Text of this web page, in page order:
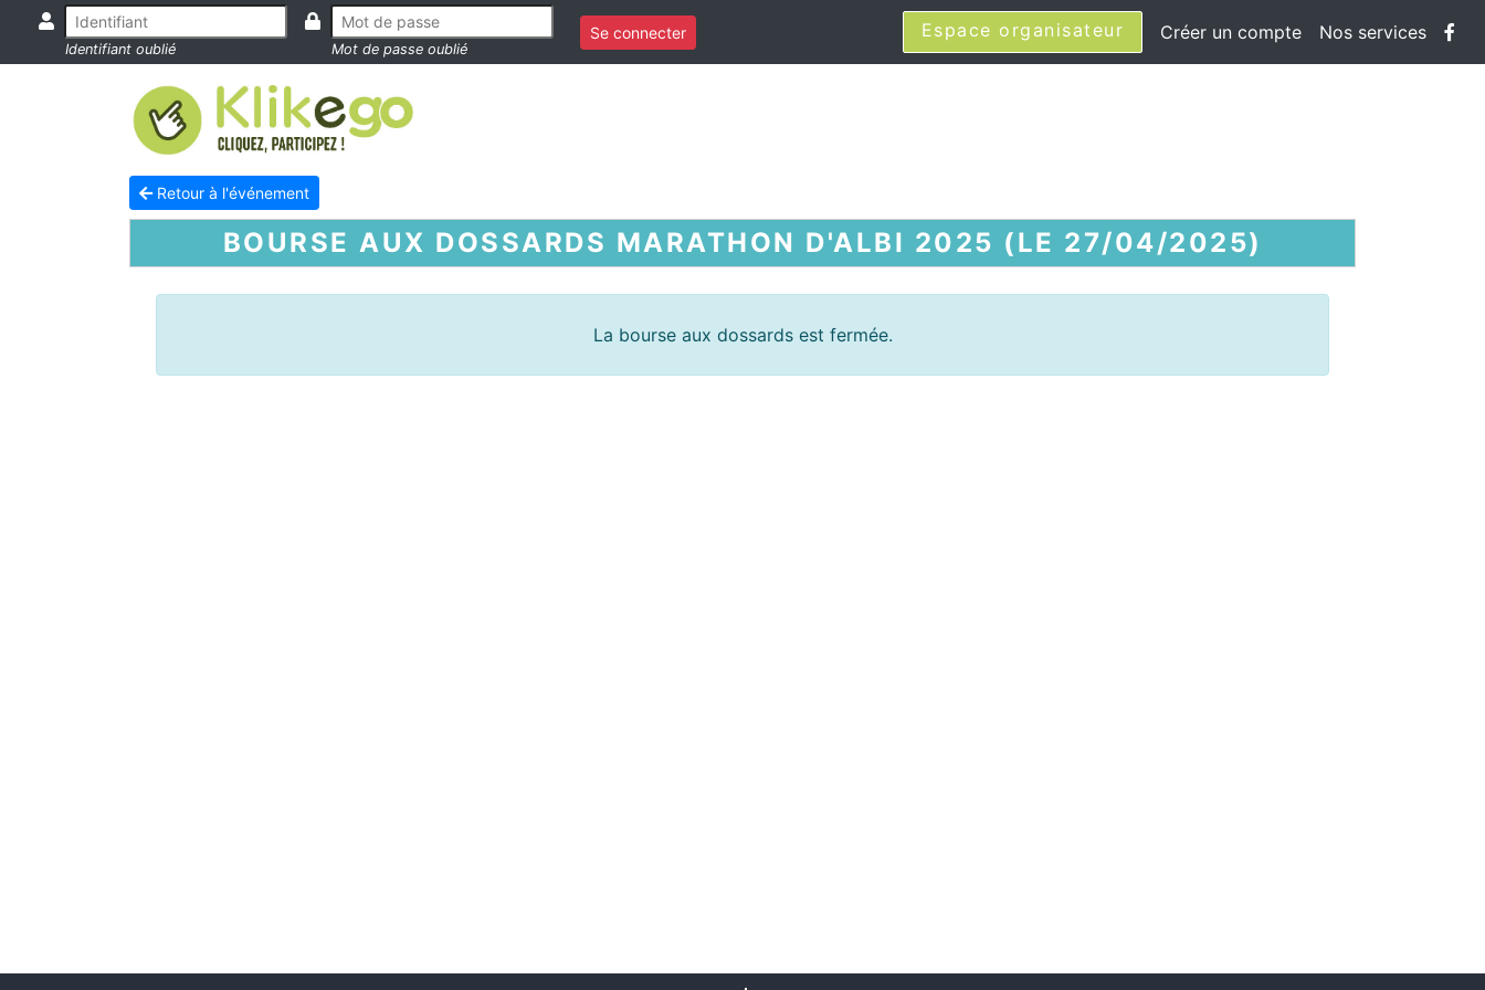
Identifiant oublié Mot de passe oublié
Se connecter Espace organisateur Créer un compte Nos services
Retour à l'événement
BOURSE AUX DOSSARDS MARATHON D'ALBI 2025 (LE 27/04/2025)
La bourse aux dossards est fermée.